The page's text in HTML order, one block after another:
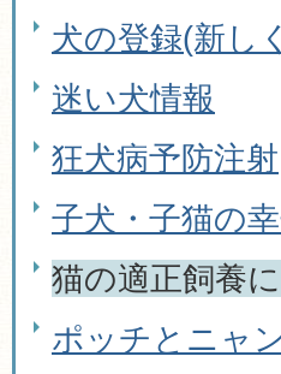
犬の登録(新し
迷い犬情報
狂犬病予防注射
子犬・子猫の
猫の適正飼養
ポッチとニャ